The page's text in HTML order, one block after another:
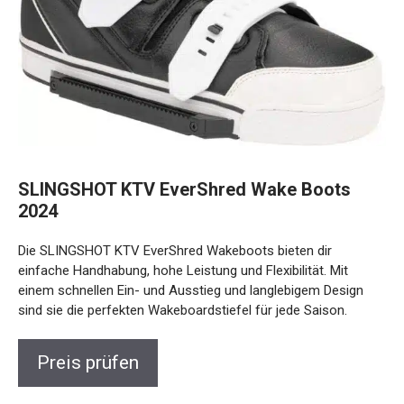
SLINGSHOT KTV EverShred Wake Boots
2024
Die SLINGSHOT KTV EverShred Wakeboots bieten dir
einfache Handhabung, hohe Leistung und Flexibilität. Mit
einem schnellen Ein- und Ausstieg und langlebigem Design
sind sie die perfekten Wakeboardstiefel für jede Saison.
Preis prüfen